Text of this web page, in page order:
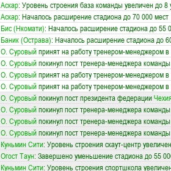
Аскар: Уровень строения база команды увеличен до 8
Аскар: Началось расширение стадиона до 70 000 мест
Бис (Нкомати): Началось расширение стадиона до 55
Баник (Острава): Началось расширение стадиона до
О. Суровыйпринят на работу тренером-менеджером
О. Суровыйпокинул пост тренера-менеджера
О. Суровыйпринят на работу тренером-менеджером
О. Суровыйпринят на работу тренером-менеджером
О. Суровыйпокинул пост президента федерации
О. Суровыйпокинул пост тренера-менеджера
О. Суровыйпокинул пост тренера-менеджера
О. Суровыйпокинул пост тренера-менеджера
Куньмин Сити: Уровень строения скаут-центр
Огост Таун: Завершено уменьшение стадиона до 55
Куньмин Сити: Уровень строения спортшкола